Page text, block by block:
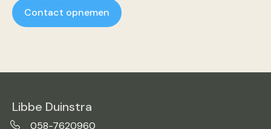
Contact opnemen
Libbe Duinstra
058-7620960